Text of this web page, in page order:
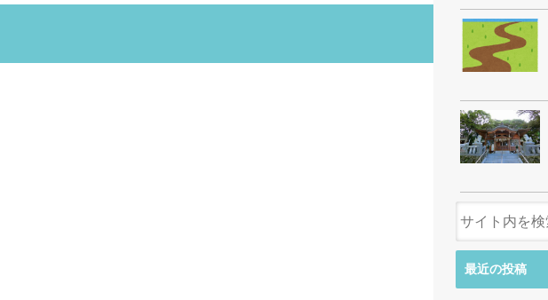
最近の投稿